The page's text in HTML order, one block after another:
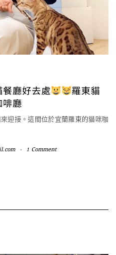
餐廳好去處
羅東貓
啡廳
迎接。這間位於宜蘭羅東的貓咪咖
- 1 Comment